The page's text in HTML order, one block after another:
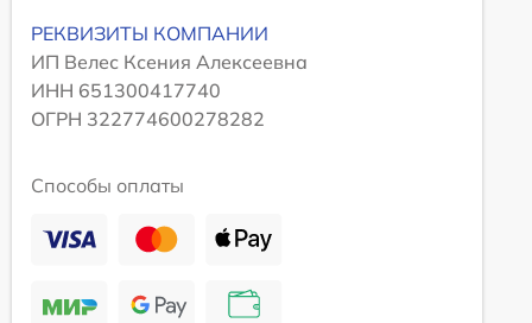
РЕКВИЗИТЫ КОМПАНИИ
ИП Велес Ксения Алексеевна
ИНН 651300417740
ОГРН 322774600278282
Способы оплаты